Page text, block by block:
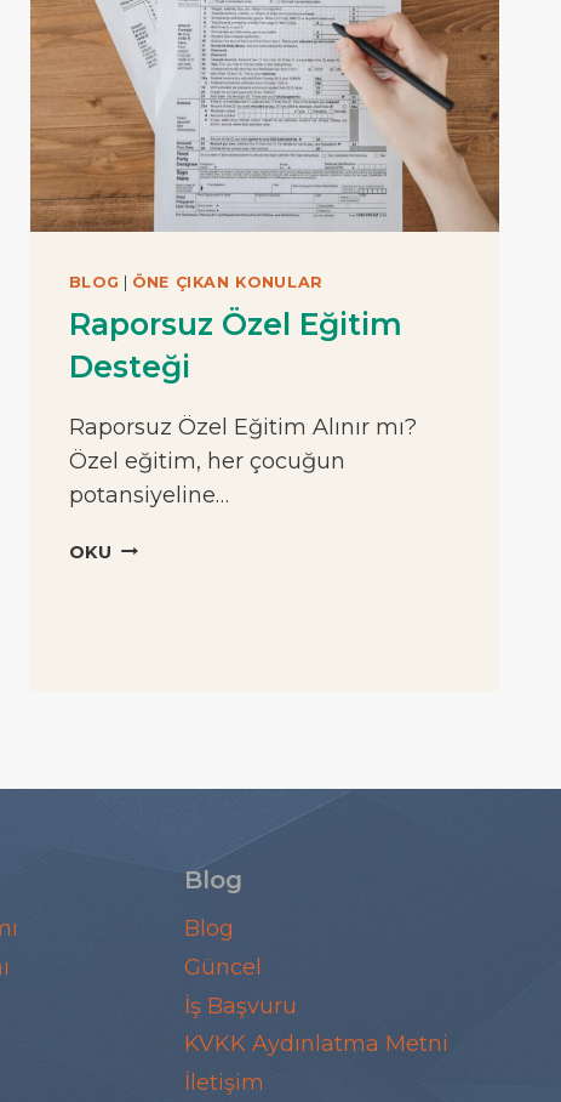
BLOG ÖNE ÇIKAN KONULAR
Raporsuz Özel Eğitim
Desteği
Raporsuz Özel Eğitim Alınır mı?
Özel eğitim, her çocuğun
potansiyeline…
OKU RAPORSUZ
Blog
Blog
Güncel
İş Başvuru
KVKK Aydınlatma Metni
İletişim